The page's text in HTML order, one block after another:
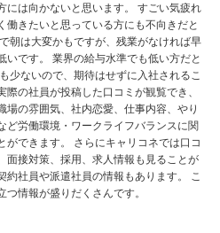
には向かないと思います。 すごい気疲れ
働きたいと思っている方にも不向きだと
朝は大変かもですが、残業がなければ早
いです。 業界の給与水準でも低い方だと
少ないので、期待はせずに入社されるこ
の社員が投稿した口コミが観覧でき、
の雰囲気、社内恋愛、仕事内容、やり
ど労働環境・ワークライフバランスに関
ができます。 さらにキャリコネでは口コ
面接対策、採用、求人情報も見ることが
約社員や派遣社員の情報もあります。 こ
情報が盛りだくさんです。